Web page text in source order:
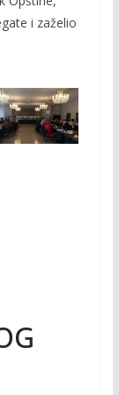
i zaželio